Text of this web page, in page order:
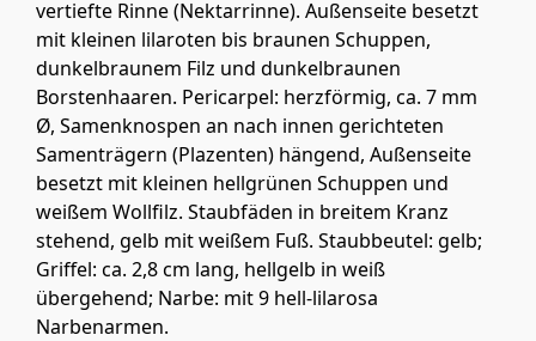
vertiefte Rinne (Nektarrinne). Außenseite besetzt
mit kleinen lilaroten bis braunen Schuppen,
dunkelbraunem Filz und dunkelbraunen
Borstenhaaren. Pericarpel: herzförmig, ca. 7 mm
Ø, Samenknospen an nach innen gerichteten
Samenträgern (Plazenten) hängend, Außenseite
besetzt mit kleinen hellgrünen Schuppen und
weißem Wollfilz. Staubfäden in breitem Kranz
stehend, gelb mit weißem Fuß. Staubbeutel: gelb;
Griffel: ca. 2,8 cm lang, hellgelb in weiß
übergehend; Narbe: mit 9 hell-lilarosa
Narbenarmen.